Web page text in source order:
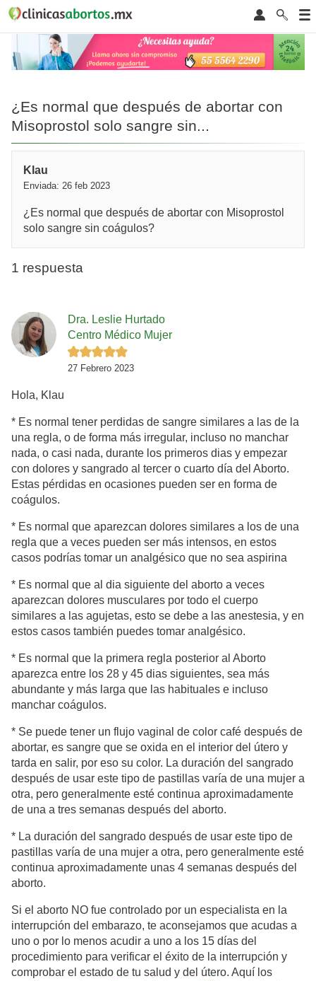
¿Es normal que después de abortar con
Misoprostol solo sangre sin...
Klau
Enviada: 26 feb 2023
¿Es normal que después de abortar con Misoprostol
solo sangre sin coágulos?
1 respuesta
Dra. Leslie Hurtado
Centro Médico Mujer
27 Febrero 2023
Hola, Klau
* Es normal tener perdidas de sangre similares a las de la
una regla, o de forma más irregular, incluso no manchar
nada, o casi nada, durante los primeros dias y empezar
con dolores y sangrado al tercer o cuarto día del Aborto.
Estas pérdidas en ocasiones pueden ser en forma de
coágulos.
* Es normal que aparezcan dolores similares a los de una
regla que a veces pueden ser más intensos, en estos
casos podrías tomar un analgésico que no sea aspirina
* Es normal que al dia siguiente del aborto a veces
aparezcan dolores musculares por todo el cuerpo
similares a las agujetas, esto se debe a las anestesia, y en
estos casos también puedes tomar analgésico.
* Es normal que la primera regla posterior al Aborto
aparezca entre los 28 y 45 dias siguientes, sea más
abundante y más larga que las habituales e incluso
manchar coágulos.
* Se puede tener un flujo vaginal de color café después de
abortar, es sangre que se oxida en el interior del útero y
tarda en salir, por eso su color. La duración del sangrado
después de usar este tipo de pastillas varía de una mujer a
otra, pero generalmente esté continua aproximadamente
de una a tres semanas después del aborto.
* La duración del sangrado después de usar este tipo de
pastillas varía de una mujer a otra, pero generalmente esté
continua aproximadamente unas 4 semanas después del
aborto.
Si el aborto NO fue controlado por un especialista en la
interrupción del embarazo, te aconsejamos que acudas a
uno o por lo menos acudir a uno a los 15 días del
procedimiento para verificar el éxito de la interrupción y
comprobar el estado de tu salud y del útero. Aquí los